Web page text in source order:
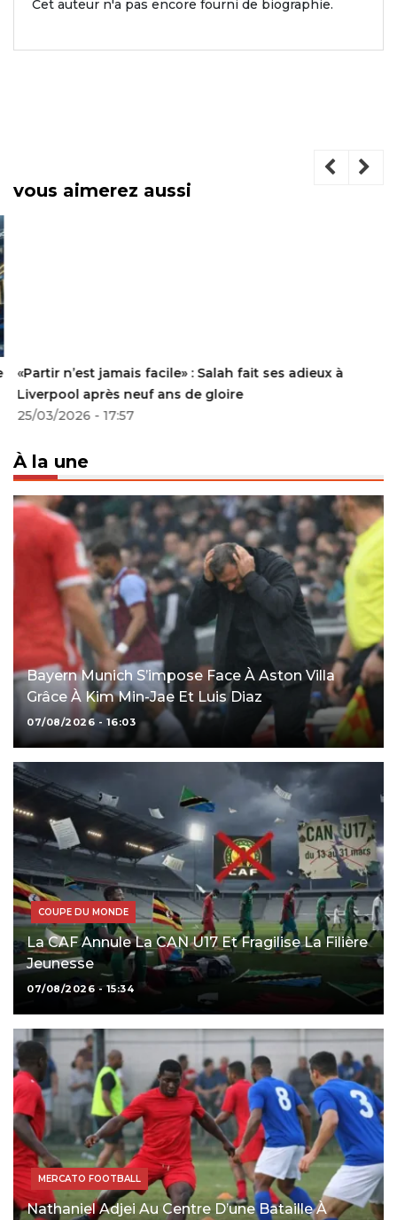
Cet auteur n'a pas encore fourni de biographie.
vous aimerez aussi
«Partir n’est jamais facile» : Salah fait ses adieux à
Liverpool après neuf ans de gloire
25/03/2026 - 17:57
À la une
Bayern Munich S’impose Face À Aston Villa
Grâce À Kim Min-Jae Et Luis Diaz
07/08/2026 - 16:03
COUPE DU MONDE
La CAF Annule La CAN U17 Et Fragilise La Filière
Jeunesse
07/08/2026 - 15:34
MERCATO FOOTBALL
Nathaniel Adjei Au Centre D’une Bataille À